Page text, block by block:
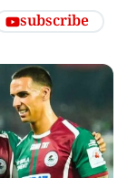
subscribe